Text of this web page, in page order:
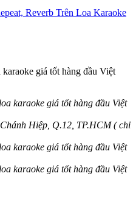
Reverb Trên Loa Karaoke
giá tốt hàng đầu Việt
Hiệp, Q.12, TP.HCM ( chỉ